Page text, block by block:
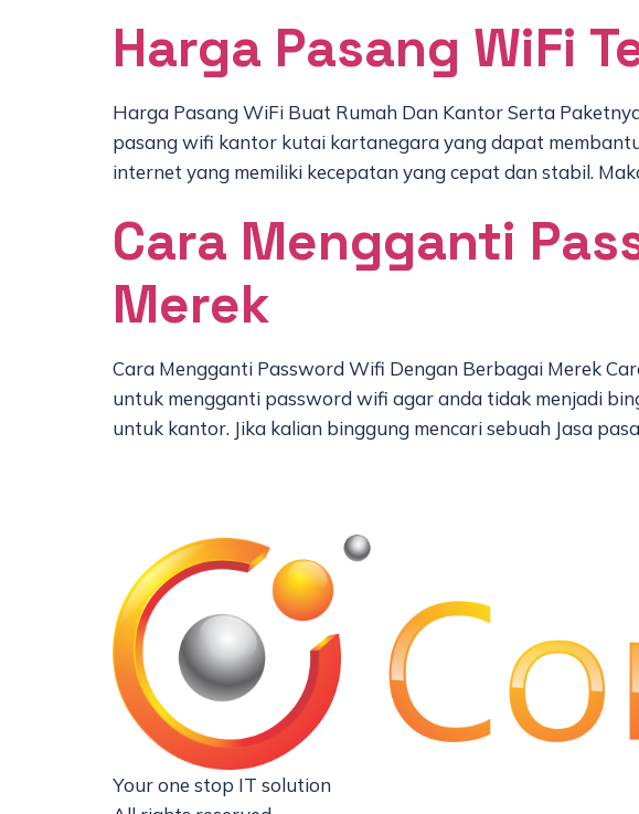
Harga Pasang WiFi
Harga Pasang WiFi Buat Rumah Dan Kantor Serta
pasang wifi kantor kutai kartanegara yang dapat
internet yang memiliki kecepatan yang cepat dan stabil.
Cara Mengganti
Merek
Cara Mengganti Password Wifi Dengan Berbagai Merek
untuk mengganti password wifi agar anda tidak menjadi
untuk kantor. Jika kalian binggung mencari sebuah Jasa
Your one stop IT solution